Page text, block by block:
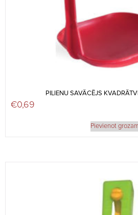
PILIENU SAVĀCĒJS
€0,69
Pievienot